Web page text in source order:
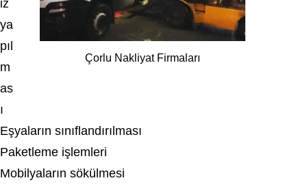
Çorlu Nakliyat Firmaları
iz
ya
pıl
m
as
ı
Eşyaların sınıflandırılması
Paketleme işlemleri
Mobilyaların sökülmesi